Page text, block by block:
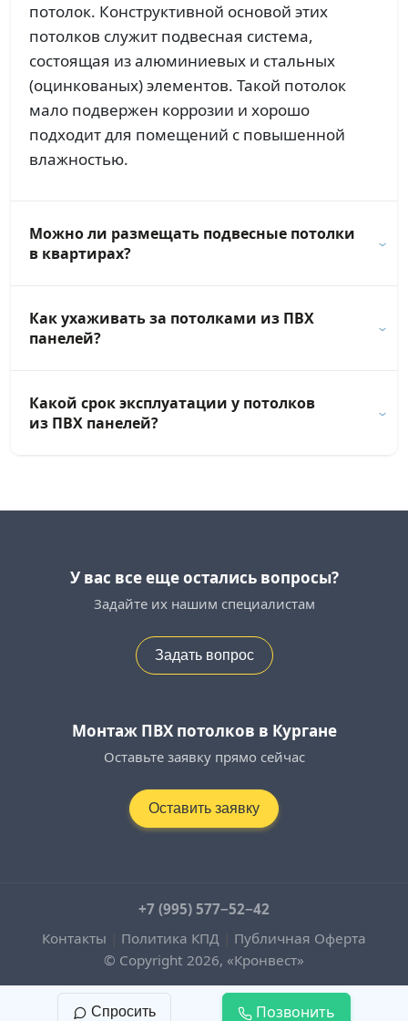
потолок. Конструктивной основой этих
потолков служит подвесная система,
состоящая из алюминиевых и стальных
(оцинкованых) элементов. Такой потолок
мало подвержен коррозии и хорошо
подходит для помещений с повышенной
влажностью.
Можно ли размещать подвесные потолки
в квартирах?
Как ухаживать за потолками из ПВХ
панелей?
Какой срок эксплуатации у потолков
из ПВХ панелей?
У вас все еще остались вопросы?
Задайте их нашим специалистам
Задать вопрос
Монтаж ПВХ потолков в Кургане
Оставьте заявку прямо сейчас
Оставить заявку
© Copyright 2026, «Кронвест»
+7 (995) 577−52−42
Контакты
Политика КПД Публичная Оферта
Спросить Позвонить